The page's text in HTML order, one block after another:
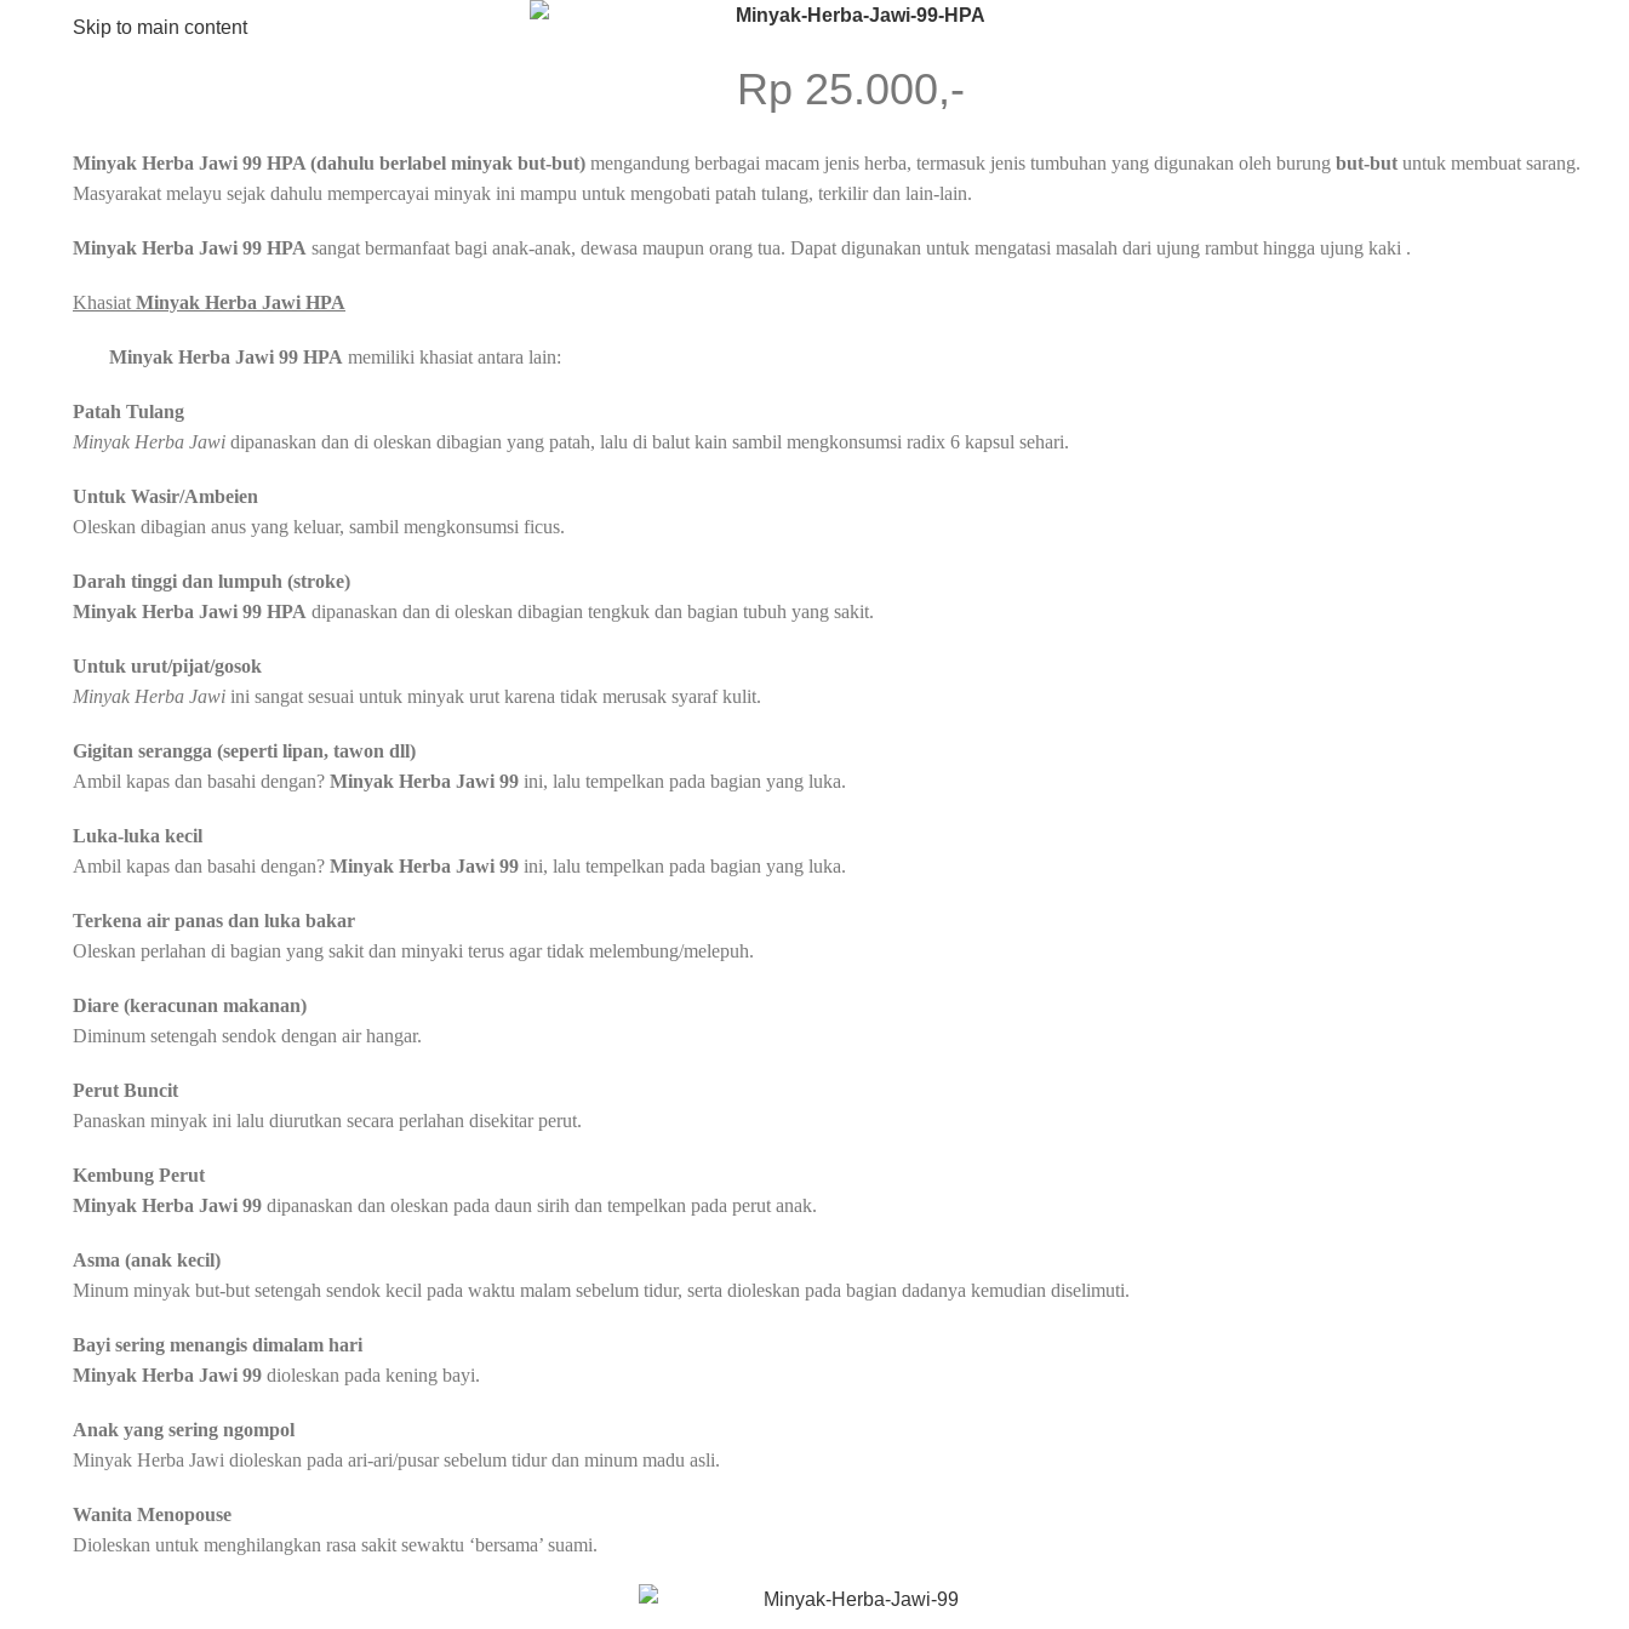
Skip to main content
Rp 25.000,-
Minyak Herba Jawi 99 HPA (dahulu berlabel minyak but-but) mengandung berbagai macam jenis herba, termasuk jenis tumbuhan yang digunakan oleh burung but-but untuk membuat sarang.
Masyarakat melayu sejak dahulu mempercayai minyak ini mampu untuk mengobati patah tulang, terkilir dan lain-lain.
Minyak Herba Jawi 99 HPA sangat bermanfaat bagi anak-anak, dewasa maupun orang tua. Dapat digunakan untuk mengatasi masalah dari ujung rambut hingga ujung kaki .
Khasiat Minyak Herba Jawi HPA
Minyak Herba Jawi 99 HPA memiliki khasiat antara lain:
Patah Tulang
Minyak Herba Jawi dipanaskan dan di oleskan dibagian yang patah, lalu di balut kain sambil mengkonsumsi radix 6 kapsul sehari.
Untuk Wasir/Ambeien
Oleskan dibagian anus yang keluar, sambil mengkonsumsi ficus.
Darah tinggi dan lumpuh (stroke)
Minyak Herba Jawi 99 HPA dipanaskan dan di oleskan dibagian tengkuk dan bagian tubuh yang sakit.
Untuk urut/pijat/gosok
Minyak Herba Jawi ini sangat sesuai untuk minyak urut karena tidak merusak syaraf kulit.
Gigitan serangga (seperti lipan, tawon dll)
Ambil kapas dan basahi dengan? Minyak Herba Jawi 99 ini, lalu tempelkan pada bagian yang luka.
Luka-luka kecil
Ambil kapas dan basahi dengan? Minyak Herba Jawi 99 ini, lalu tempelkan pada bagian yang luka.
Terkena air panas dan luka bakar
Oleskan perlahan di bagian yang sakit dan minyaki terus agar tidak melembung/melepuh.
Diare (keracunan makanan)
Diminum setengah sendok dengan air hangar.
Perut Buncit
Panaskan minyak ini lalu diurutkan secara perlahan disekitar perut.
Kembung Perut
Minyak Herba Jawi 99 dipanaskan dan oleskan pada daun sirih dan tempelkan pada perut anak.
Asma (anak kecil)
Minum minyak but-but setengah sendok kecil pada waktu malam sebelum tidur, serta dioleskan pada bagian dadanya kemudian diselimuti.
Bayi sering menangis dimalam hari
Minyak Herba Jawi 99 dioleskan pada kening bayi.
Anak yang sering ngompol
Minyak Herba Jawi dioleskan pada ari-ari/pusar sebelum tidur dan minum madu asli.
Wanita Menopouse
Dioleskan untuk menghilangkan rasa sakit sewaktu ‘bersama’ suami.